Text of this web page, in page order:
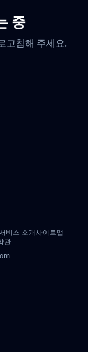
중
고침해 주세요.
서비스 소개사이트맵
관